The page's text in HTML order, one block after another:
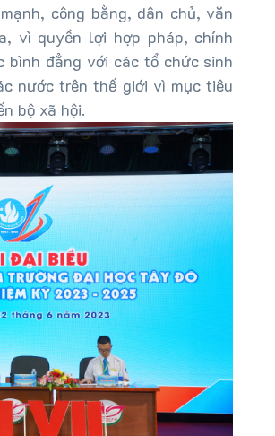
công bằng, dân chủ, văn
vì quyền lợi hợp pháp, chính
bình đẳng với các tổ chức sinh
nước trên thế giới vì mục tiêu
bộ xã hội.